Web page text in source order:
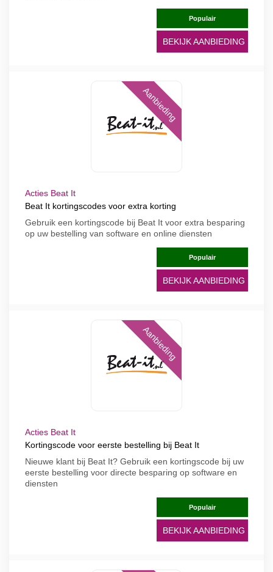
Populair
BEKIJK AANBIEDING
Aanbieding
Acties Beat It
Beat It kortingscodes voor extra korting
Gebruik een kortingscode bij Beat It voor extra besparing
op uw bestelling van software en online diensten
Populair
BEKIJK AANBIEDING
Aanbieding
Acties Beat It
Kortingscode voor eerste bestelling bij Beat It
Nieuwe klant bij Beat It? Gebruik een kortingscode bij uw
eerste bestelling voor directe besparing op software en
diensten
Populair
BEKIJK AANBIEDING